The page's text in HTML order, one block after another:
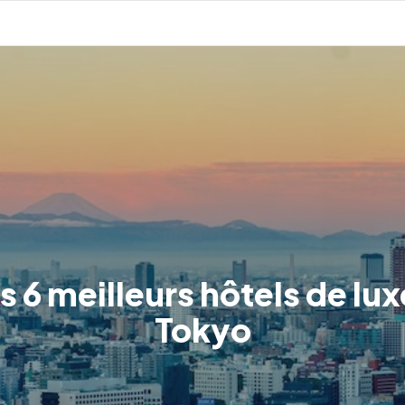
6 meilleurs hôtels de
Tokyo